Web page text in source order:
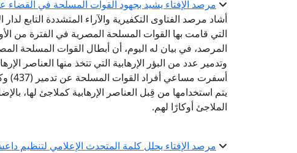
مرصد الإفتاء يشيد بجهود القوات المسلحة في القضاء
أشاد مرصد الفتاوى التكفيرية والآراء المتشددة التابع لدار
المرصد، في بيان له اليوم، أن أبطال القوات المسلحة
وتدمير عدد من البؤر الإرهابية التي تتخذ منها العناصر
الملاجئ أوكارًا لهم.
مرصد الإفتاء يحلل كلمة المتحدث الإعلامي لتنظيم داعش في 6